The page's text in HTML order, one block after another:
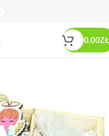
0.00ZŁ